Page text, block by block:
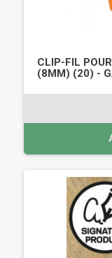
CLIP-FIL
(8MM) (20) -